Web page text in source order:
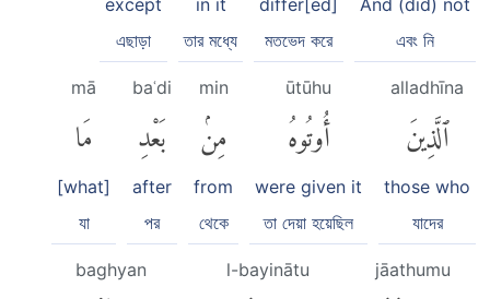
এবং নি
মতভেদ করে
তার মধ্যে
এছাড়া
alladhīna
ٱلَّذِينَ
those who
যাদের
ūtūhu
أُوتُوهُ
were given it
তা দেয়া হয়েছিল
min
مِنۢ
from
থেকে
baʿdi
بَعْدِ
after
পর
mā
مَا
[what]
যা
jāathumu
l-bayinātu
baghyan